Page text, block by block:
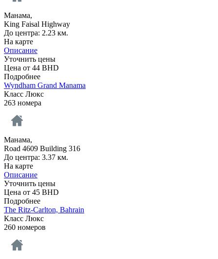
Манама,
King Faisal Highway
До центра: 2.23 км.
На карте
Описание
Уточнить цены
Цена от 44 BHD
Подробнее
Wyndham Grand Manama
Класс Люкс
263 номера
Манама,
Road 4609 Building 316
До центра: 3.37 км.
На карте
Описание
Уточнить цены
Цена от 45 BHD
Подробнее
The Ritz-Carlton, Bahrain
Класс Люкс
260 номеров